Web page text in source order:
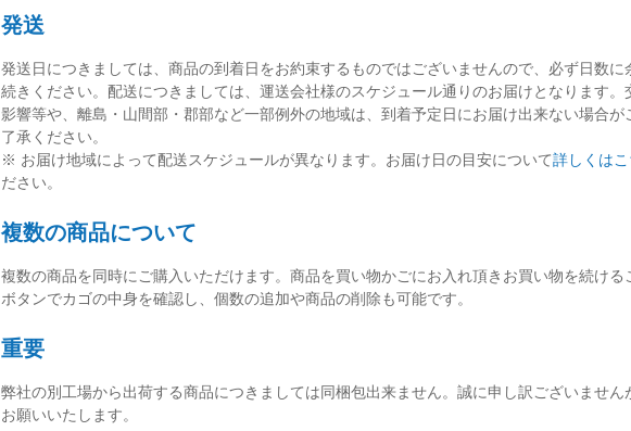
発送
発送日につきましては、 商品の到着日をお約束するものではございませんので、必ず日数に
続きください。配送につきましては、運送会社様のスケジュール通りのお届けとなります。
影響等や、離島・山間部・郡部など一部例外の地域は、到着予定日にお届け出来ない場合が
了承ください。
※ お届け地域によって配送スケジュールが異なります。お届け日の目安について詳しくはこ
ださい。
複数の商品について
複数の商品を同時にご購入いただけます。商品を買い物かごにお入れ頂きお買い物を続ける
ボタンでカゴの中身を確認し、個数の追加や商品の削除も可能です。
重要
弊社の別工場から出荷する商品につきましては同梱包出来ません。誠に申し訳ございません
お願いいたします。